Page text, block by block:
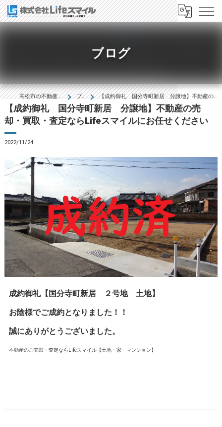
ブログ
高松市の不動産は株式会社Lifeｽﾏｲﾙ ブログ 【成約御礼 国分寺町新居 分譲地】不動産の売却・買取・査定ならLifeスマイルにお任せください
【成約御礼 国分寺町新居 分譲地】不動産の売
却・買取・査定ならLifeスマイルにお任せください
2022/11/24
成約御礼【国分寺町新居 ２号地 土地】
お陰様でご成約となりました！！
誠にありがとうございました。
不動産のご売却・査定ならLifeスマイル【土地・家・マンション】